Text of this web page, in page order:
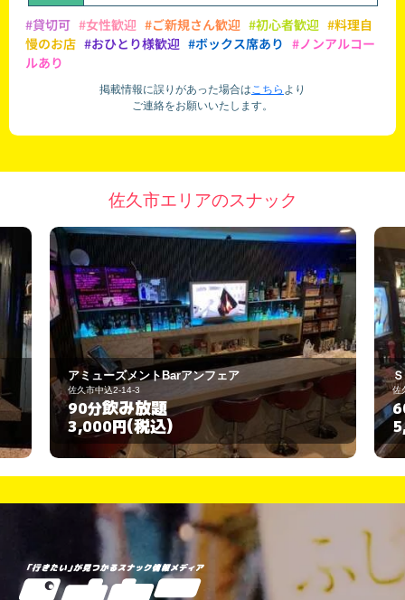
#貸切可 #女性歓迎 #ご新規さん歓迎 #初心者歓迎 #料理自
慢のお店 #おひとり様歓迎 #ボックス席あり #ノンアルコー
ルあり
掲載情報に誤りがあった場合はこちら より
ご連絡をお願いいたします。
佐久市エリアのスナック
Ｓｍｉｌｅ
佐久市中込2-23-10
60分飲み放題
5,000円 (税込)